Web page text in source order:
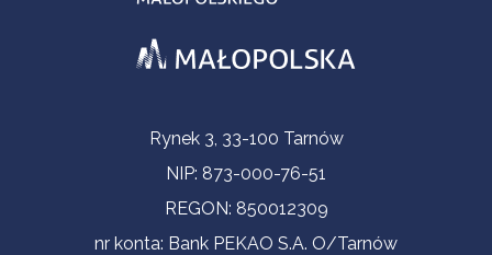
Informacje kontaktoweRynek 3, 33-100 Tarnów
NIP: 873-000-76-51
REGON: 850012309
nr konta: Bank PEKAO S.A. O/Tarnów